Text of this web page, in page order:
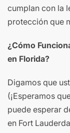
cumplan con la
protección que
¿Cómo
en Florida?
Digamos que
(¡Esperamos
puede esperar
en Fort